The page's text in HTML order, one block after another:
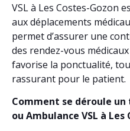
VSL à Les Costes-Gozon
aux déplacements
permet d’assurer une
des rendez-vous
favorise la ponctualité,
rassurant pour le patient.
Comment se déroule
ou Ambulance VSL à Les